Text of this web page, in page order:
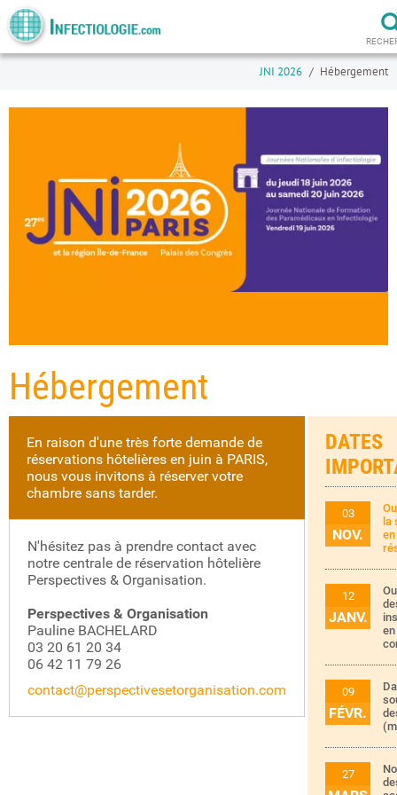
JNI 2026 Hébergement
Hébergement
En raison d'une très forte demande de
réservations hôtelières en juin à PARIS,
nous vous invitons à réserver votre
chambre sans tarder.
N'hésitez pas à prendre contact avec
notre centrale de réservation hôtelière
Perspectives & Organisation.
Perspectives & Organisation
Pauline BACHELARD
03 20 61 20 34
06 42 11 79 26
contact@perspectivesetorganisation.com
DATES
03
NOV.
la
12
JANV.
09
FÉVR.
27